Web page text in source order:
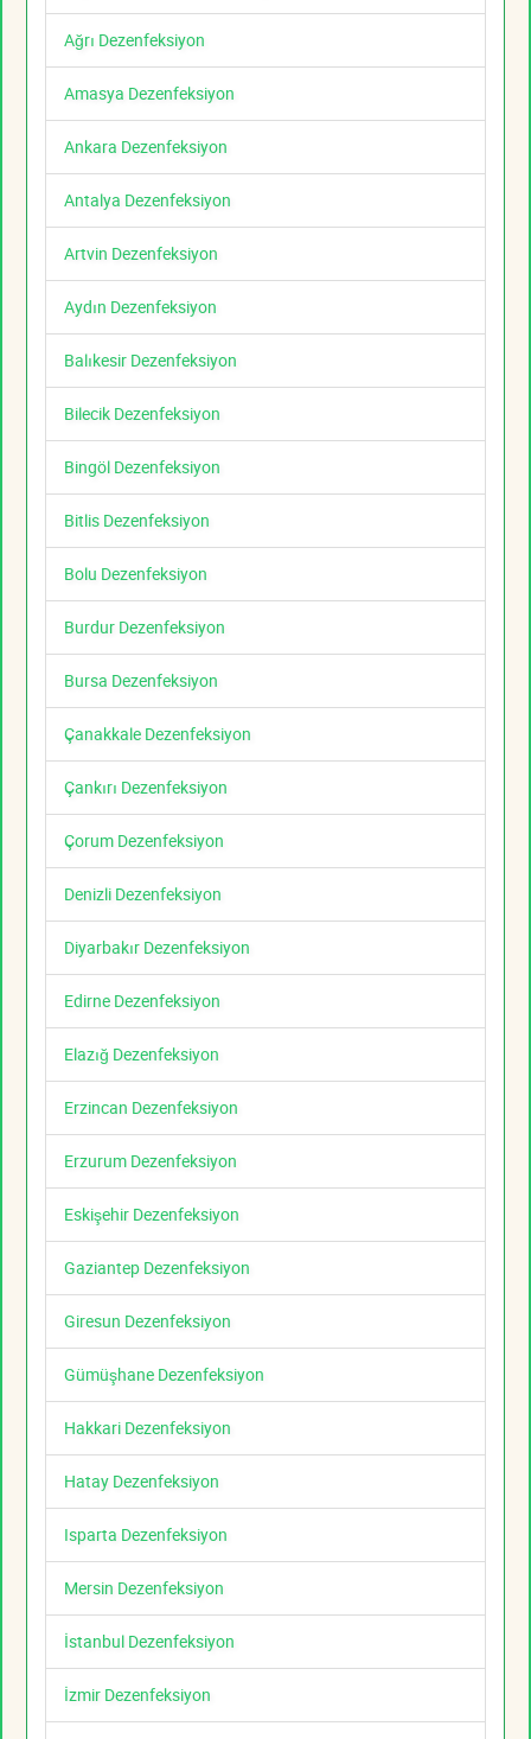
Ağrı Dezenfeksiyon
Amasya Dezenfeksiyon
Ankara Dezenfeksiyon
Antalya Dezenfeksiyon
Artvin Dezenfeksiyon
Aydın Dezenfeksiyon
Balıkesir Dezenfeksiyon
Bilecik Dezenfeksiyon
Bingöl Dezenfeksiyon
Bitlis Dezenfeksiyon
Bolu Dezenfeksiyon
Burdur Dezenfeksiyon
Bursa Dezenfeksiyon
Çanakkale Dezenfeksiyon
Çankırı Dezenfeksiyon
Çorum Dezenfeksiyon
Denizli Dezenfeksiyon
Diyarbakır Dezenfeksiyon
Edirne Dezenfeksiyon
Elazığ Dezenfeksiyon
Erzincan Dezenfeksiyon
Erzurum Dezenfeksiyon
Eskişehir Dezenfeksiyon
Gaziantep Dezenfeksiyon
Giresun Dezenfeksiyon
Gümüşhane Dezenfeksiyon
Hakkari Dezenfeksiyon
Hatay Dezenfeksiyon
Isparta Dezenfeksiyon
Mersin Dezenfeksiyon
İstanbul Dezenfeksiyon
İzmir Dezenfeksiyon